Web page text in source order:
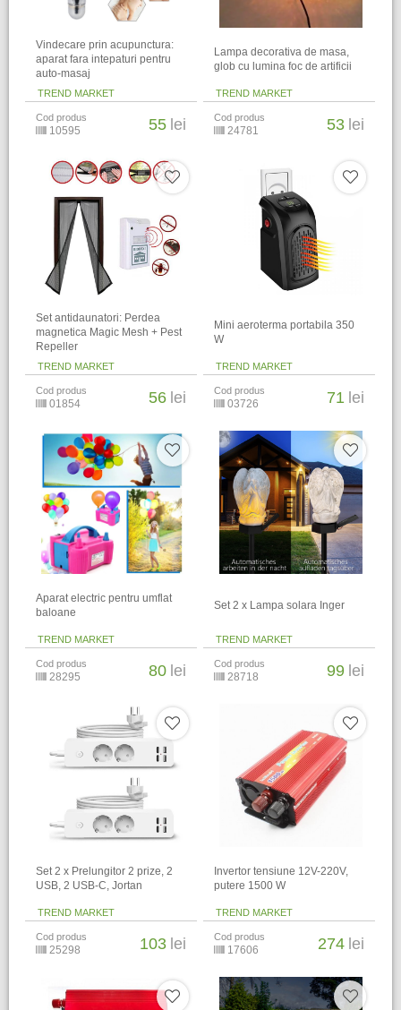
Vindecare prin acupunctura:
aparat fara intepaturi pentru
auto-masaj
TREND MARKET
Cod produs
10595 55 lei
Lampa decorativa de masa,
glob cu lumina foc de artificii
TREND MARKET
Cod produs
24781 53 lei
Set antidaunatori: Perdea
magnetica Magic Mesh + Pest
Repeller
TREND MARKET
Cod produs
01854 56 lei
Mini aeroterma portabila 350
W
TREND MARKET
Cod produs
03726 71 lei
Aparat electric pentru umflat
baloane
TREND MARKET
Cod produs
28295 80 lei
Set 2 x Lampa solara Inger
TREND MARKET
Cod produs
28718 99 lei
Set 2 x Prelungitor 2 prize, 2
USB, 2 USB-C, Jortan
TREND MARKET
Cod produs
25298 103 lei
Invertor tensiune 12V-220V,
putere 1500 W
TREND MARKET
Cod produs
17606 274 lei